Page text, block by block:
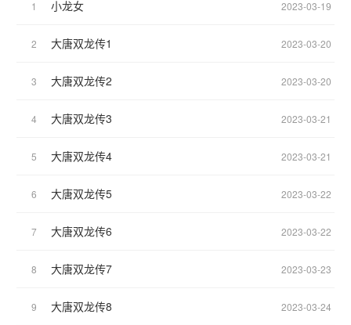
31、与凤行无cp（完成）
29、知否cp齐衡（完成）
27、南海归墟无cp（完成）
25、鸣龙少年cp沈耀（完成）
23、一念关山cp宁远舟（完成）
21、精绝古城&龙岭迷窟&云南虫谷&昆仑神宫cp小哥（完成）
19、与君初相识cp长意（完成）
17、异人之下cp王也（完成）
15、云之羽cp宫尚角（完成）
14、我的人间烟火cp孟宴臣（完成）
1 小龙女 2023-03-19
2 大唐双龙传1 2023-03-20
3 大唐双龙传2 2023-03-20
4 大唐双龙传3 2023-03-21
5 大唐双龙传4 2023-03-21
6 大唐双龙传5 2023-03-22
7 大唐双龙传6 2023-03-22
8 大唐双龙传7 2023-03-23
9 大唐双龙传8 2023-03-24